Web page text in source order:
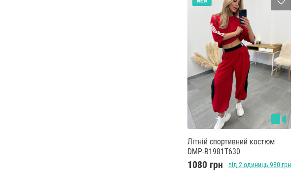
Літній спортивний костюм
DMP-R1981T630
1080 грн від 2 одиниць 980 грн